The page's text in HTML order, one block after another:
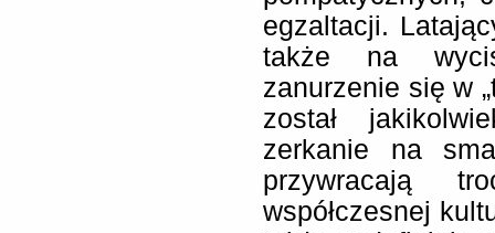
egzaltacji.
także na
zanurzenie się w
został
zerkanie na
przywracają
współczesnej